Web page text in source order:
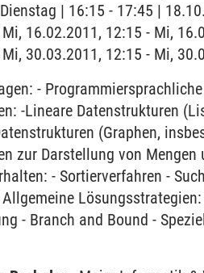
| 16:15 - 17:45 |
16.02.2011, 12:15 - Mi,
30.03.2011, 12:15 - Mi,
-
-Lineare Datenstrukturen
(Graphen,
zur Darstellung von
- Sortierverfahren -
- Branch and Bound -